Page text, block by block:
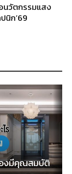
นวัตกรรมแสง
นิก’69
องมีคุณสมบัติ